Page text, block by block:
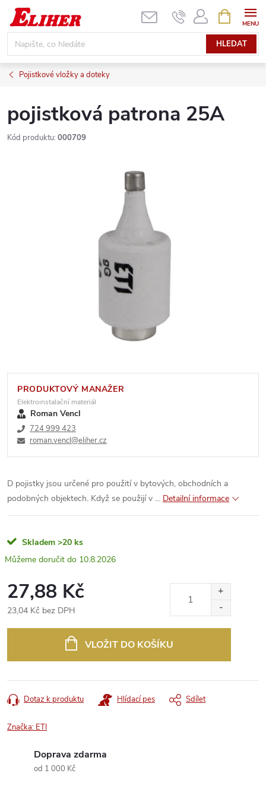
Přejít
obsah
HLEDAT
NÁKUPNÍ
KOŠÍK
Pojistkové vložky a doteky
pojistková patrona 25A
Kód produktu: 000709
PRODUKTOVÝ MANAŽER
Elektroinstalační materiál
Roman Vencl
724 999 423
roman.vencl@eliher.cz
D pojistky jsou určené pro použití v bytových, obchodních a
podobných objektech. Když se použijí v ... Detailní informace
Skladem >20 ks
10.8.2026
27,88 Kč
23,04 Kč bez DPH
VLOŽIT DO KOŠÍKU
Dotaz k produktu Hlídací pes Sdílet
Značka: ETI
Doprava zdarma
od 1 000 Kč